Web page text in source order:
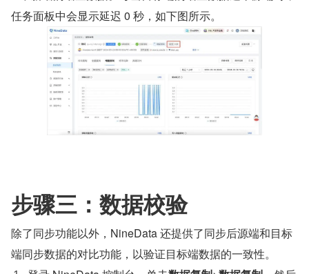
任务面板中会显示延迟 0 秒，如下图所示。
步骤三：数据校验
除了同步功能以外，NineData 还提供了同步后源端和目标
端同步数据的对比功能，以验证目标端数据的一致性。